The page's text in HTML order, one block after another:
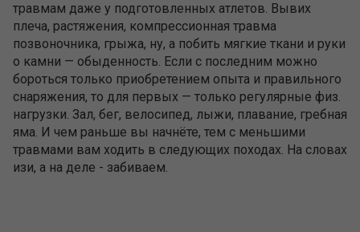
травмам даже у подготовленных атлетов. Вывих
плеча, растяжения, компрессионная травма
позвоночника, грыжа, ну, а побить мягкие ткани и руки
о камни — обыденность. Если с последним можно
бороться только приобретением опыта и правильного
снаряжения, то для первых — только регулярные физ.
нагрузки. Зал, бег, велосипед, лыжи, плавание, гребная
яма. И чем раньше вы начнёте, тем с меньшими
травмами вам ходить в следующих походах. На словах
изи, а на деле - забиваем.